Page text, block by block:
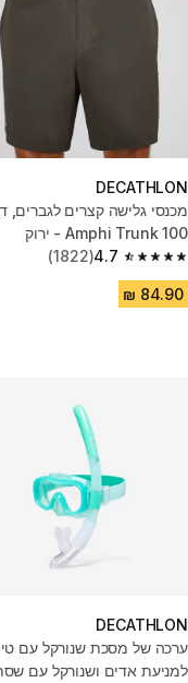
DECATHLON
מכנסי גלישה קצרים לגברים,
100 Amphi Trunk - ירוק
4.7
4.7 out of 5 stars from 1822 reviews
(1822)
DECATHLON
ערכה של מסכת שנורקל עם
למניעת אדים ושנורקל עם